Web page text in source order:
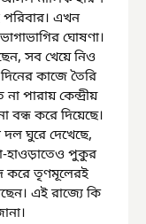
পরিবার। এখন
ঘোষণা।
সব খেয়ে নিও
কাজে তৈরি
পারায় কেন্দ্রীয়
বন্ধ করে দিয়েছে।
দল ঘুরে দেখেছে,
হাওড়াতেও পুকুর
করে তৃণমূলেরই
এই রাজ্যে কি